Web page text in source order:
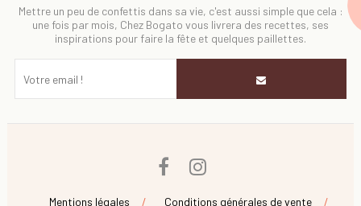
Mettre un peu de confettis dans sa vie, c'est aussi simple que cela :
une fois par mois, Chez Bogato vous livrera des recettes, ses
inspirations pour faire la fête et quelques paillettes.
Facebook
Mentions légales Conditions générales de vente